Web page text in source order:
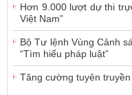
Hơn 9.000 lượt dự thi
Việt Nam”
Bộ Tư lệnh Vùng Cảnh
“Tìm hiểu pháp luật”
Tăng cường tuyên